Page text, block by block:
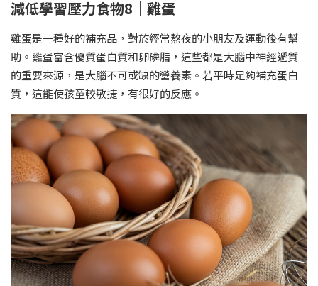
減低學習壓力食物8｜雞蛋
雞蛋是一種好的補充品，對於經常熬夜的小朋友及運動後有幫
助。雞蛋富含優質蛋白質和卵磷脂，這些都是大腦中神經遞質
的重要來源，是大腦不可或缺的營養素。若平時足夠補充蛋白
質，這能使孩童較敏捷，有很好的反應。